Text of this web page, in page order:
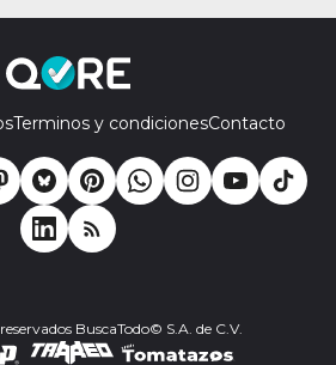
Terminos y condicionesContacto
BuscaTodo© S.A. de C.V.